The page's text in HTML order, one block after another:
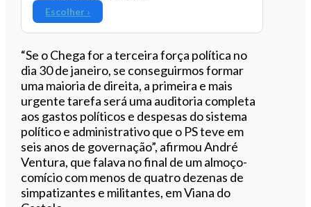
Escolher ›
“Se o Chega for a terceira força política no
dia 30 de janeiro, se conseguirmos formar
uma maioria de direita, a primeira e mais
urgente tarefa será uma auditoria completa
aos gastos políticos e despesas do sistema
político e administrativo que o PS teve em
seis anos de governação”, afirmou André
Ventura, que falava no final de um almoço-
comício com menos de quatro dezenas de
simpatizantes e militantes, em Viana do